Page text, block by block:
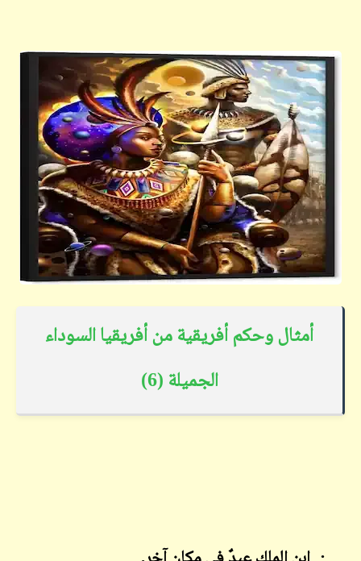
أمثال وحكم أفريقية من أفريقيا السوداء
الجميلة (6)